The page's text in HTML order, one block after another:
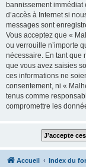
bannissement immédiat
d’accès à Internet si
messages sont
Vous acceptez que «
ou verrouille n’importe
nécessaire. En tant que
que vous avez saisies
ces informations ne
consentement, ni «
tenus comme
compromettre les
Accueil Index du